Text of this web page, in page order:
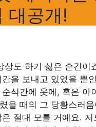
대공개!
상도 하기 싫은 순간이
을 보내고 있었을 뿐
식간에 옷에, 혹은 아
을 때의 그 당황스러
절대 모를 거예요. 저